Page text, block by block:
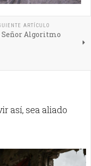
ARTÍCULO
Señor Algoritmo
así, sea aliado